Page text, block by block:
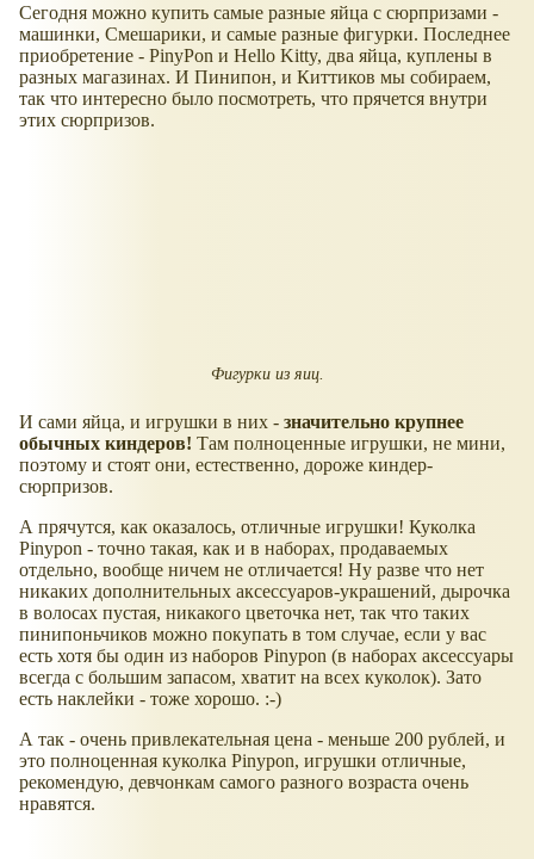
Сегодня можно купить самые разные яйца с сюрпризами -
машинки, Смешарики, и самые разные фигурки. Последнее
приобретение - PinyPon и Hello Kitty, два яйца, куплены в
разных магазинах. И Пинипон, и Киттиков мы собираем,
так что интересно было посмотреть, что прячется внутри
этих сюрпризов.
Фигурки из яиц.
И сами яйца, и игрушки в них - значительно крупнее
обычных киндеров! Там полноценные игрушки, не мини,
поэтому и стоят они, естественно, дороже киндер-
сюрпризов.
А прячутся, как оказалось, отличные игрушки! Куколка
Pinypon - точно такая, как и в наборах, продаваемых
отдельно, вообще ничем не отличается! Ну разве что нет
никаких дополнительных аксессуаров-украшений, дырочка
в волосах пустая, никакого цветочка нет, так что таких
пинипоньчиков можно покупать в том случае, если у вас
есть хотя бы один из наборов Pinypon (в наборах аксессуары
всегда с большим запасом, хватит на всех куколок). Зато
есть наклейки - тоже хорошо. :-)
А так - очень привлекательная цена - меньше 200 рублей, и
это полноценная куколка Pinypon, игрушки отличные,
рекомендую, девчонкам самого разного возраста очень
нравятся.